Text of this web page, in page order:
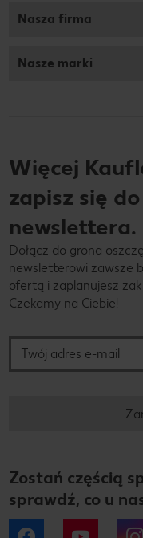
Nasza firma
Nasze marki
Więcej
zapisz się
newslettera.
Dołącz do grona
newsletterowi zawsze
ofertą i zaplanujesz
Czekamy na Ciebie!
Zostań częścią
sprawdź, co u